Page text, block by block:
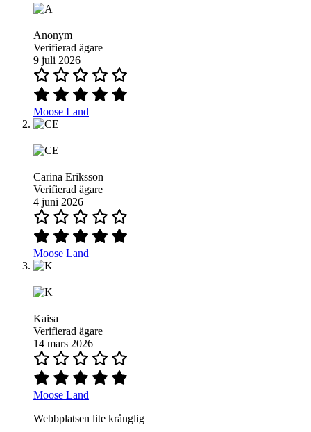
Anonym
Verifierad ägare
9 juli 2026